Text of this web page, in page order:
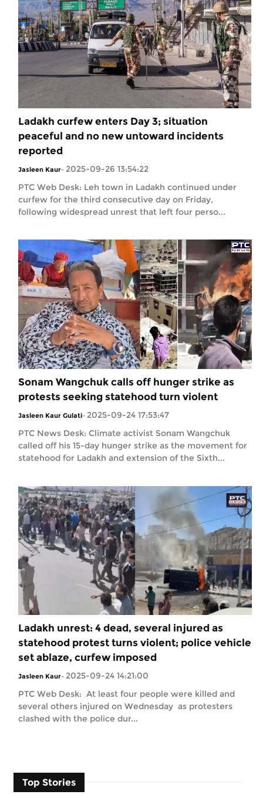
Ladakh curfew enters Day 3; situation
peaceful and no new untoward incidents
reported
Jasleen Kaur- 2025-09-26 13:54:22
PTC Web Desk: Leh town in Ladakh continued under
curfew for the third consecutive day on Friday,
following widespread unrest that left four perso...
Sonam Wangchuk calls off hunger strike as
protests seeking statehood turn violent
Jasleen Kaur Gulati- 2025-09-24 17:53:47
PTC News Desk: Climate activist Sonam Wangchuk
called off his 15-day hunger strike as the movement for
statehood for Ladakh and extension of the Sixth...
Ladakh unrest: 4 dead, several injured as
statehood protest turns violent; police vehicle
set ablaze, curfew imposed
Jasleen Kaur- 2025-09-24 14:21:00
PTC Web Desk: At least four people were killed and
several others injured on Wednesday as protesters
clashed with the police dur...
Top Stories